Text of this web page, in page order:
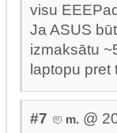
visu
Ja ASUS
izmaksātu
laptopu pret
#7 m. @